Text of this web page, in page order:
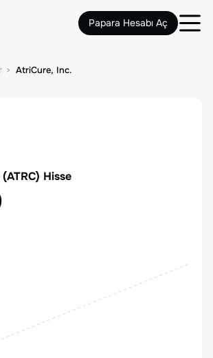
Papara Hesabı Aç
AtriCure, Inc.
(ATRC) Hisse